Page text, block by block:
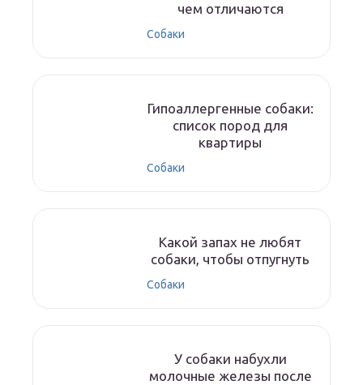
чем отличаются
Собаки
Гипоаллергенные собаки:
список пород для
квартиры
Собаки
Какой запах не любят
собаки, чтобы отпугнуть
Собаки
У собаки набухли
молочные железы после